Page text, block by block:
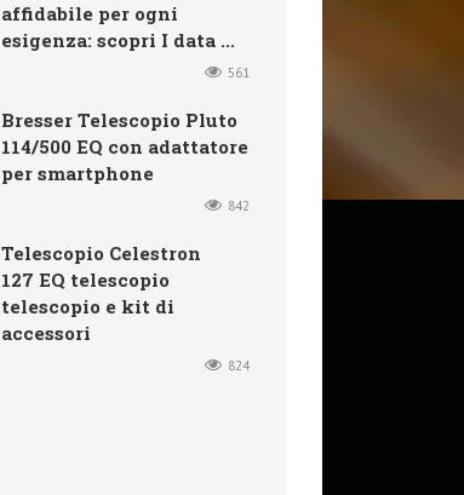
affidabile per ogni
esigenza: scopri I data ...
561
Bresser Telescopio Pluto
114/500 EQ con adattatore
per smartphone
842
Telescopio Celestron
127 EQ telescopio
telescopio e kit di
accessori
824